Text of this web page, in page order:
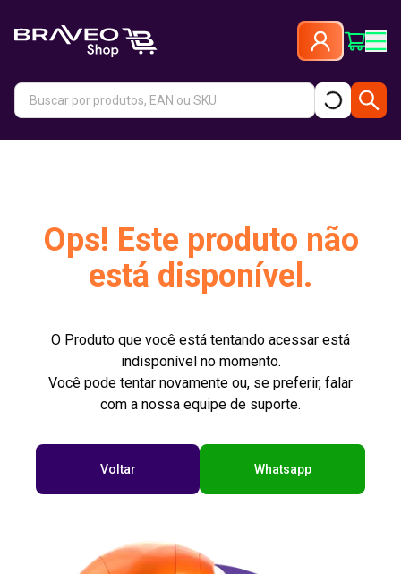
Ops! Este produto não
está disponível.
O Produto que você está tentando acessar está
indisponível no momento.
Você pode tentar novamente ou, se preferir, falar
com a nossa equipe de suporte.
Voltar Whatsapp